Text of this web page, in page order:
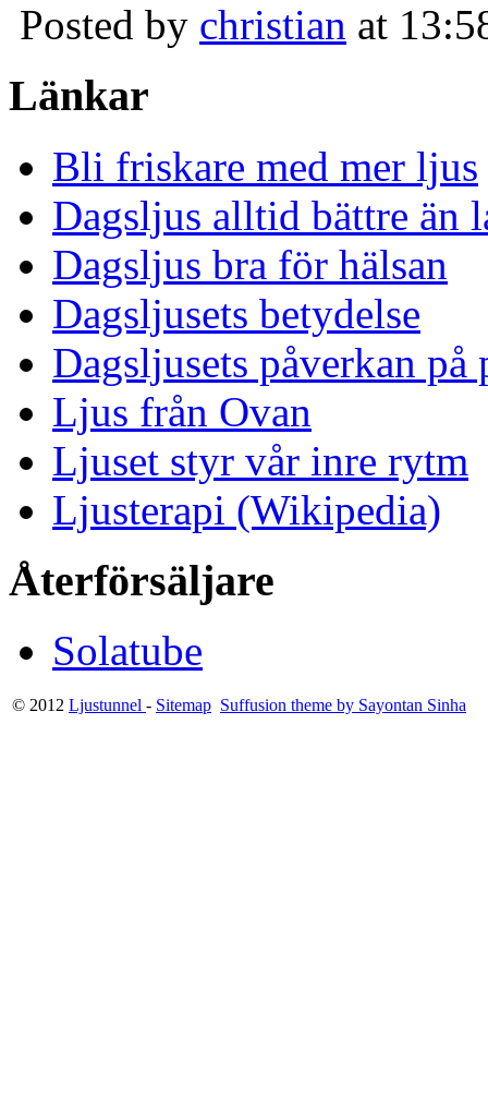
Posted by christian at
Länkar
Bli friskare med mer ljus
Dagsljus alltid bättre än
Dagsljus bra för hälsan
Dagsljusets betydelse
Dagsljusets påverkan på
Ljus från Ovan
Ljuset styr vår inre rytm
Ljusterapi (Wikipedia)
Återförsäljare
Solatube
© 2012 Ljustunnel - Sitemap Suffusion theme by Sayontan Sinha